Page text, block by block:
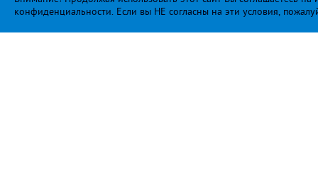
конфиденциальности. Если вы НЕ согласны на эти условия,